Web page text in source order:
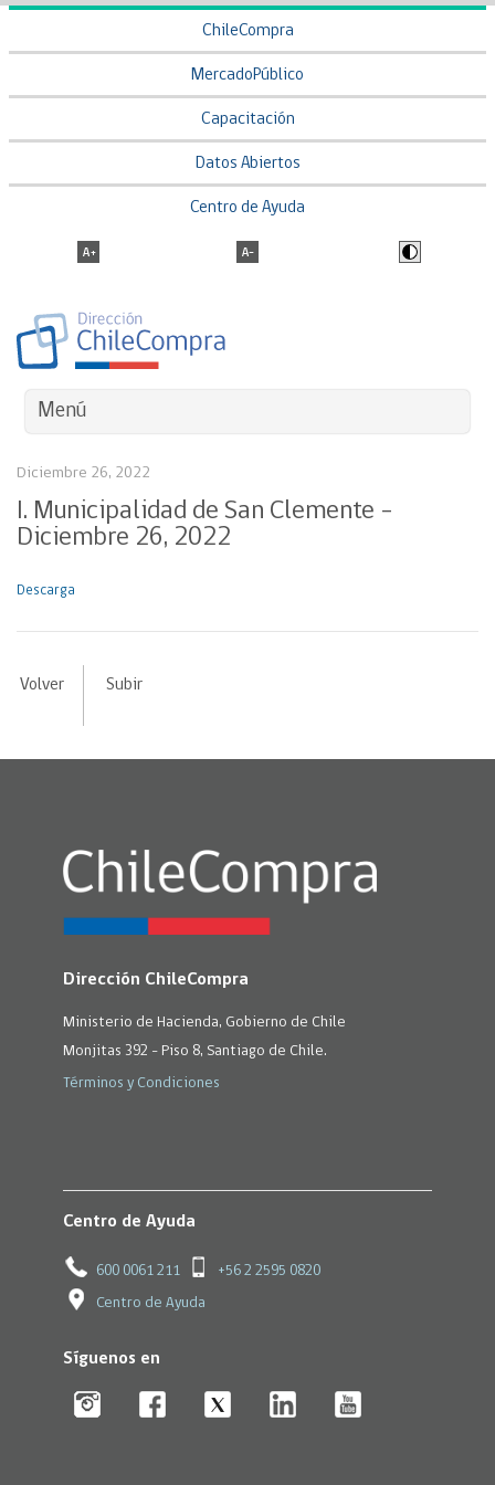
ChileCompra
MercadoPúblico
Capacitación
Datos Abiertos
Centro de Ayuda
Menú
Diciembre 26, 2022
I. Municipalidad de San Clemente –
Diciembre 26, 2022
Descarga
Volver Subir
Dirección ChileCompra
Ministerio de Hacienda, Gobierno de Chile
Monjitas 392 - Piso 8, Santiago de Chile.
Términos y Condiciones
Centro de Ayuda
600 0061 211 +56 2 2595 0820
Centro de Ayuda
Síguenos en